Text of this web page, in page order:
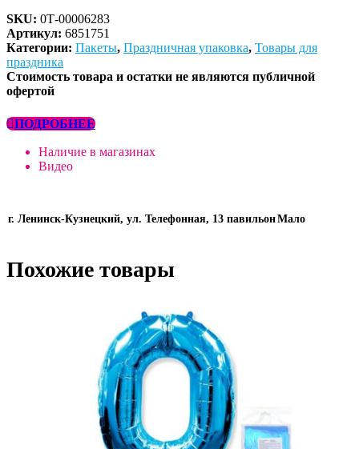
SKU: 0Т-00006283
Артикул: 6851751
Категории: Пакеты, Праздничная упаковка, Товары для
праздника
Стоимость товара и остатки не являются публичной
офертой
ПОДРОБНЕЕ
Наличие в магазинах
Видео
г. Ленинск-Кузнецкий, ул. Телефонная, 13 павильонМало
Похожие товары